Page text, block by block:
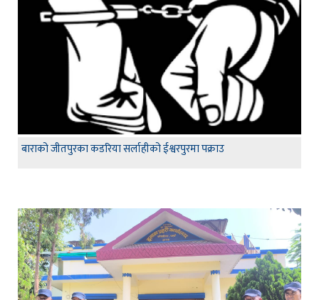
बाराको जीतपुरका कडरिया सर्लाहीको ईश्वरपुरमा पक्राउ